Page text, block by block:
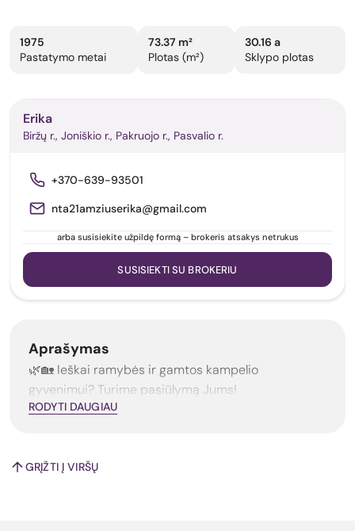
1975
Pastatymo metai
73.37 m²
Plotas (m²)
30.16 a
Sklypo plotas
Erika
Biržų r., Joniškio r., Pakruojo r., Pasvalio r.
+370-639-93501
nta21amziuserika@gmail.com
arba susisiekite užpildę formą – brokeris atsakys netrukus
SUSISIEKTI SU BROKERIU
Aprašymas
🌿🏡 Ieškai ramybės ir gamtos kampelio
gyvenimui? Turime pasiūlymą Jums!
RODYTI DAUGIAU
GRĮŽTI Į VIRŠŲ